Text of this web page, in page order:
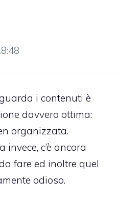
i contenuti è
davvero ottima:
organizzata.
invece, c’è ancora
fare ed inoltre quel
odioso.